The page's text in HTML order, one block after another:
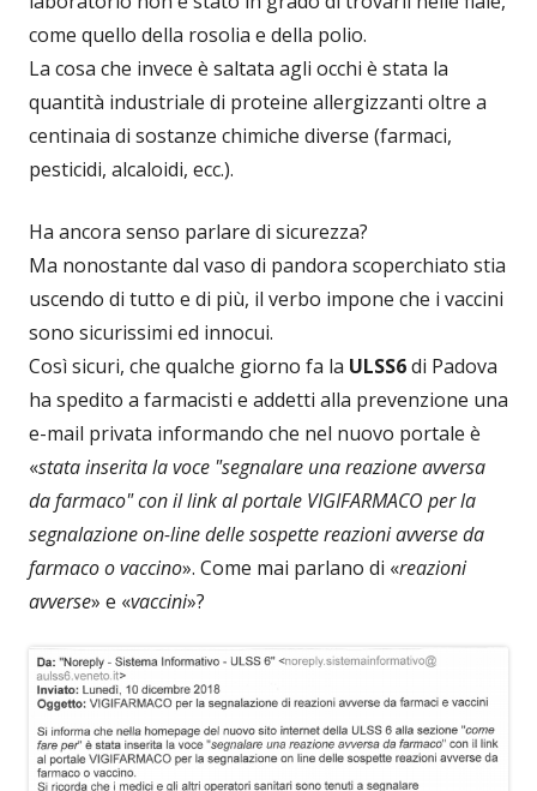
come quello della rosolia e della polio.
La cosa che invece è saltata agli occhi è stata la
quantità industriale di proteine allergizzanti oltre a
centinaia di sostanze chimiche diverse (farmaci,
pesticidi, alcaloidi, ecc.).
Ha ancora senso parlare di sicurezza?
Ma nonostante dal vaso di pandora scoperchiato stia
uscendo di tutto e di più, il verbo impone che i vaccini
sono sicurissimi ed innocui.
Così sicuri, che qualche giorno fa la ULSS6di Padova
ha spedito a farmacisti e addetti alla prevenzione una
e-mail privata informando che nel nuovo portale è
«stata inserita la voce "segnalare una reazione avversa
da farmaco" con il link al portale VIGIFARMACO per la
segnalazione on-line delle sospette reazioni avverse da
farmaco o vaccino». Come mai parlano di «reazioni
avverse» e «vaccini»?